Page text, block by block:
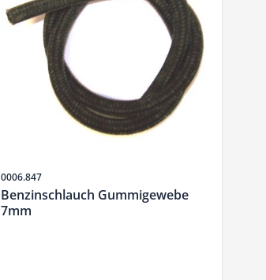
Artikelnr.
0006.847
Benzinschlauch Gummigewebe
7mm